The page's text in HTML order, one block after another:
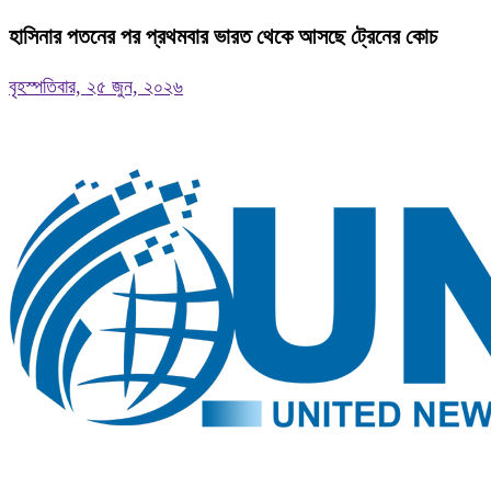
হাসিনার পতনের পর প্রথমবার ভারত থেকে আসছে ট্রেনের কোচ
বৃহস্পতিবার, ২৫ জুন, ২০২৬